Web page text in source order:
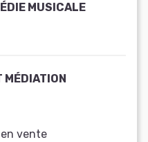
MUSICALE
MÉDIATION
en vente